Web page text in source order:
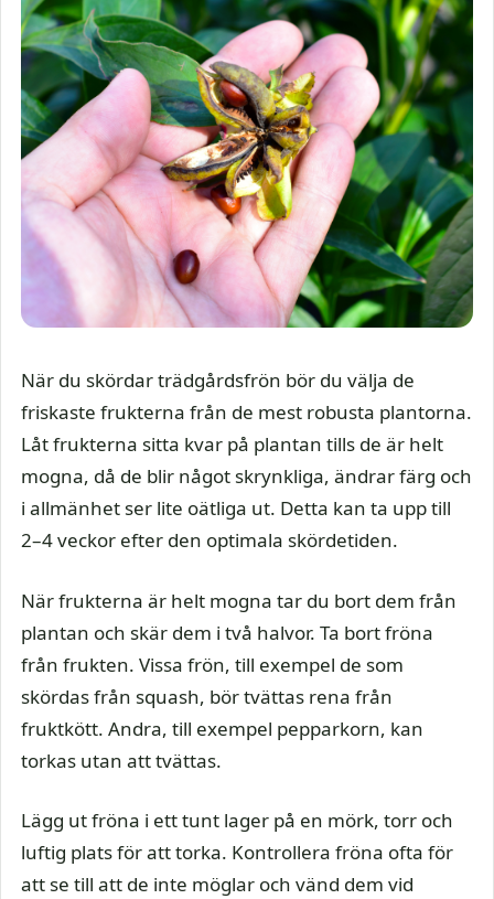
När du skördar trädgårdsfrön bör du välja de
friskaste frukterna från de mest robusta plantorna.
Låt frukterna sitta kvar på plantan tills de är helt
mogna, då de blir något skrynkliga, ändrar färg och
i allmänhet ser lite oätliga ut. Detta kan ta upp till
2–4 veckor efter den optimala skördetiden.
När frukterna är helt mogna tar du bort dem från
plantan och skär dem i två halvor. Ta bort fröna
från frukten. Vissa frön, till exempel de som
skördas från squash, bör tvättas rena från
fruktkött. Andra, till exempel pepparkorn, kan
torkas utan att tvättas.
Lägg ut fröna i ett tunt lager på en mörk, torr och
luftig plats för att torka. Kontrollera fröna ofta för
att se till att de inte möglar och vänd dem vid